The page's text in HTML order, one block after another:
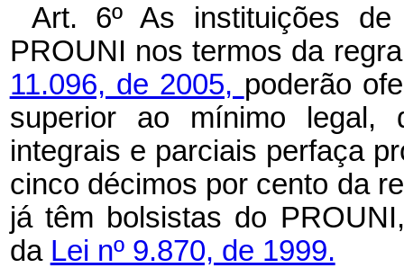
Art. 6º As instituições
PROUNI nos termos da
11.096, de 2005, poderão
superior ao mínimo legal,
integrais e parciais perfaça
cinco décimos por cento da
já têm bolsistas do
da Lei nº 9.870, de 1999.